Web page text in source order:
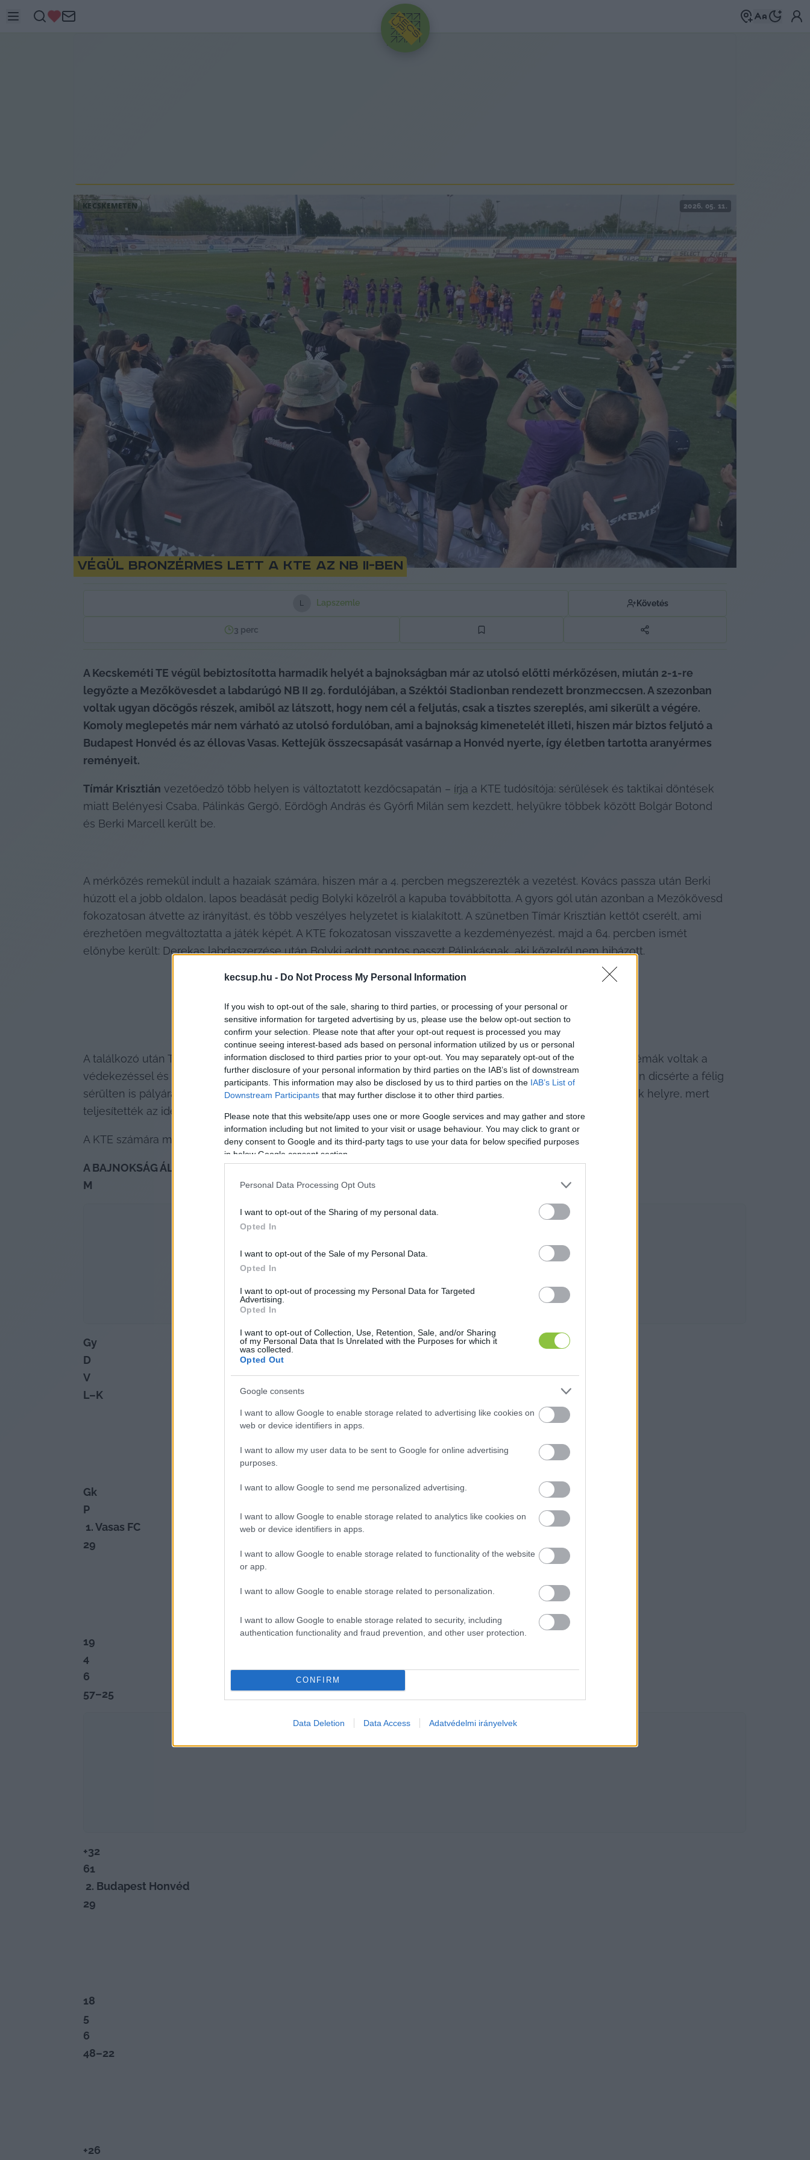
kecsup.hu - Do Not Process My Personal Information
If you wish to opt-out of the sale, sharing to third parties, or processing of your personal or
sensitive information for targeted advertising by us, please use the below opt-out section to
confirm your selection. Please note that after your opt-out request is processed you may
continue seeing interest-based ads based on personal information utilized by us or personal
information disclosed to third parties prior to your opt-out. You may separately opt-out of the
further disclosure of your personal information by third parties on the IAB’s list of downstream
participants. This information may also be disclosed by us to third parties on the IAB’s List of
Downstream Participants that may further disclose it to other third parties.
Please note that this website/app uses one or more Google services and may gather and store
information including but not limited to your visit or usage behaviour. You may click to grant or
deny consent to Google and its third-party tags to use your data for below specified purposes
in below Google consent section.
Personal Data Processing Opt Outs
I want to opt-out of the Sharing of my personal data.
Opted In
I want to opt-out of the Sale of my Personal Data.
Opted In
I want to opt-out of processing my Personal Data for Targeted
Advertising.
Opted In
I want to opt-out of Collection, Use, Retention, Sale, and/or Sharing
of my Personal Data that Is Unrelated with the Purposes for which it
was collected.
Opted Out
Google consents
I want to allow Google to enable storage related to advertising like cookies on
web or device identifiers in apps.
I want to allow my user data to be sent to Google for online advertising
purposes.
I want to allow Google to send me personalized advertising.
I want to allow Google to enable storage related to analytics like cookies on
web or device identifiers in apps.
I want to allow Google to enable storage related to functionality of the website
or app.
I want to allow Google to enable storage related to personalization.
I want to allow Google to enable storage related to security, including
authentication functionality and fraud prevention, and other user protection.
CONFIRM
Data Deletion Data Access Adatvédelmi irányelvek
HIRDETÉS
KECSKEMÉTEN 2026. 05. 11.
Végül bronzérmes lett a KTE az NB II-ben
L Lapszemle Követés
3 perc
A Kecskeméti TE végül bebiztosította harmadik helyét a bajnokságban már az utolsó előtti mérkőzésen, miután 2-1-re
legyőzte a Mezőkövesdet a labdarúgó NB II 29. fordulójában, a Széktói Stadionban rendezett bronzmeccsen. A szezonban
Komoly meglepetés már nem várható az utolsó fordulóban, ami a bajnokság kimenetelét illeti, hiszen már biztos feljutó a
Budapest Honvéd és az éllovas Vasas. Kettejük összecsapását vasárnap a Honvéd nyerte, így életben tartotta aranyérmes
reményeit.
Tímár Krisztián vezetőedző több helyen is változtatott kezdőcsapatán – írja a KTE tudósítója: sérülések és taktikai döntések
miatt Belényesi Csaba, Pálinkás Gergő, Eördögh András és Győrfi Milán sem kezdett, helyükre többek között Bolgár Botond
és Berki Marcell került be.
A mérkőzés remekül indult a hazaiak számára, hiszen már a 4. percben megszerezték a vezetést. Kovács passza után Berki
húzott el a jobb oldalon, lapos beadását pedig Bolyki közelről a kapuba továbbította. A gyors gól után azonban a Mezőkövesd
fokozatosan átvette az irányítást, és több veszélyes helyzetet is kialakított. A szünetben Tímár Krisztián kettőt cserélt, ami
érezhetően megváltoztatta a játék képét. A KTE fokozatosan visszavette a kezdeményezést, majd a 64. percben ismét
előnybe került: Derekas labdaszerzése után Bolyki adott pontos passzt Pálinkásnak, aki közelről nem hibázott.
A találkozó után Tímár Krisztián arról beszélt, hogy jól kezdték a meccset, de az első félidőben komoly problémák voltak a
védekezéssel és a labdabirtoklással. Kiemelte ugyanakkor, hogy a cserék stabilitást hoztak a játékba, és külön dicsérte a félig
sérülten is pályára lépő Belényesi Csabát. A vezetőedző szerint a csapatnak büszkének kell lennie a harmadik helyre, mert
teljesítették az idény előtt kitűzött minimális célokat.
A KTE számára május 17-én, vasárnap 17 órától Soroksáron zárul a 2025/2026-os NB II-es idény.
A BAJNOKSÁG ÁLLÁSA
M
HIRDETÉS
Gy
D
V
L–K
Gk
P
1. Vasas FC
29
19
4
6
57–25
HIRDETÉS
+32
61
2. Budapest Honvéd
29
18
5
6
48–22
+26